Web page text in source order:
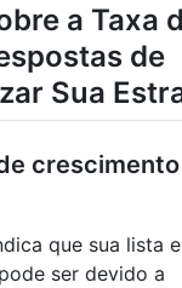
a Taxa
de
Sua
crescimento
que sua lista
ser devido a